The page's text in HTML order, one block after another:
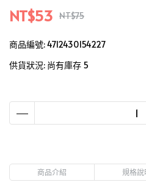
NT$53 NT$75
商品編號:4712430154227
供貨狀況: 尚有庫存 5
商品介紹 規格說